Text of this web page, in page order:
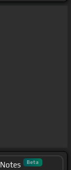
Notes Beta